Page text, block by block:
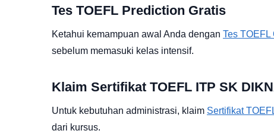
Tes TOEFL Prediction Gratis
Ketahui kemampuan awal Anda dengan Tes TOEFL
sebelum memasuki kelas intensif.
Klaim Sertifikat TOEFL ITP SK
Untuk kebutuhan administrasi, klaim Sertifikat
dari kursus.